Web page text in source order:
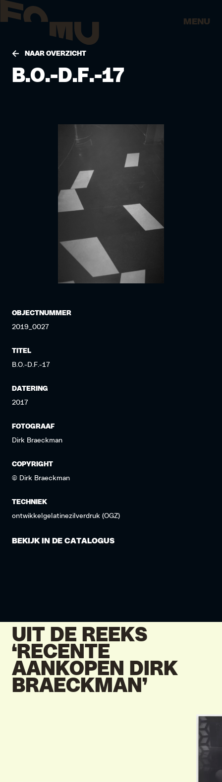
MENU
NAAR OVERZICHT
B.O.-D.F.-17
OBJECTNUMMER
2019_0027
TITEL
B.O.-D.F.-17
DATERING
2017
FOTOGRAAF
Dirk Braeckman
COPYRIGHT
© Dirk Braeckman
TECHNIEK
ontwikkelgelatinezilverdruk (OGZ)
BEKIJK IN DE CATALOGUS
UIT DE REEKS
‘RECENTE
AANKOPEN DIRK
BRAECKMAN’